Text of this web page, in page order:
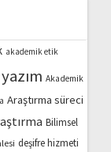
akademik etik
Akademik
Araştırma süreci
Bilimsel
deşifre hizmeti